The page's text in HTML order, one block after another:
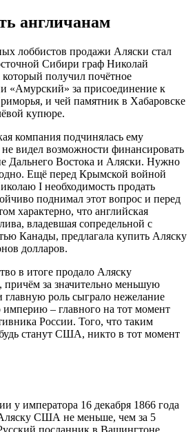
англичанам
лоббистов продажи Аляски стал
Сибири граф Николай
получил почётное
«Амурский» за присоединение к
и чей памятник в Хабаровске
купюре.
компания подчинялась ему
видел возможности финансировать
Дальнего Востока и Аляски. Нужно
Ещё перед Крымской войной
I необходимость продать
поднимал этот вопрос и перед
характерно, что английская
владевшая сопредельной с
Канады, предлагала купить Аляску
долларов.
в итоге продало Аляску
за значительно меньшую
роль сыграло нежелание
– главного на тот момент
России. Того, что таким
станут США, никто в тот момент
у императора 16 декабря 1866 года
США не меньше, чем за 5
посланник в Вашингтоне